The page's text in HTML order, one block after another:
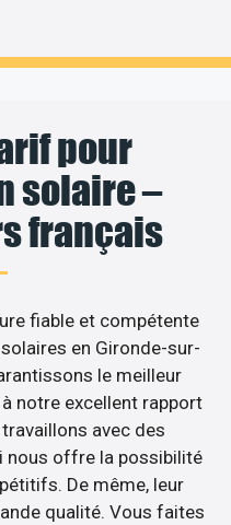
pour
solaire –
français
fiable et compétente
en Gironde-sur-
le meilleur
notre excellent rapport
avec des
nous offre la possibilité
De même, leur
qualité. Vous faites